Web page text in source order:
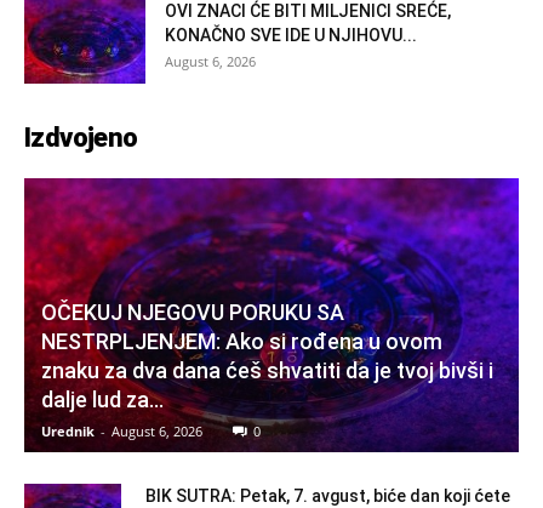
OVI ZNACI ĆE BITI MILJENICI SREĆE,
KONAČNO SVE IDE U NJIHOVU...
August 6, 2026
Izdvojeno
OČEKUJ NJEGOVU PORUKU SA
NESTRPLJENJEM: Ako si rođena u ovom
znaku za dva dana ćeš shvatiti da je tvoj bivši i
dalje lud za...
Urednik - August 6, 2026 0
BIK SUTRA: Petak, 7. avgust, biće dan koji ćete